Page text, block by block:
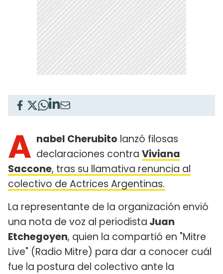
A nabel Cherubito lanzó filosas
declaraciones contra Viviana
Saccone, tras su llamativa renuncia al
colectivo de Actrices Argentinas.
La representante de la organización envió
una nota de voz al periodista Juan
Etchegoyen, quien la compartió en "Mitre
Live" (Radio Mitre) para dar a conocer cuál
fue la postura del colectivo ante la